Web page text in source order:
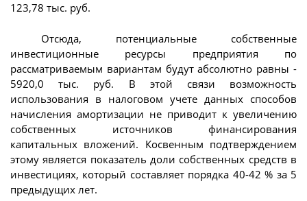
123,78 тыс. руб.
Отсюда, потенциальные собственные
инвестиционные ресурсы предприятия по
рассматриваемым вариантам будут абсолютно равны -
5920,0 тыс. руб. В этой связи возможность
использования в налоговом учете данных способов
начисления амортизации не приводит к увеличению
собственных источников финансирования
капитальных вложений. Косвенным подтверждением
этому является показатель доли собственных средств в
инвестициях, который составляет порядка 40-42 % за 5
предыдущих лет.